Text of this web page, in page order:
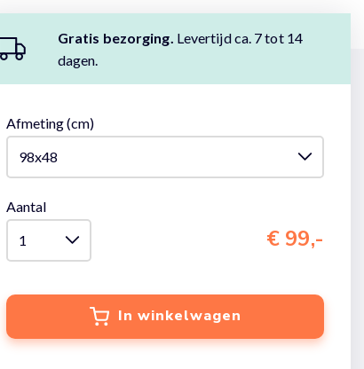
Gratis bezorging. Levertijd ca. 7 tot 14
dagen.
Afmeting (cm)
Aantal
€ 99,-
In winkelwagen